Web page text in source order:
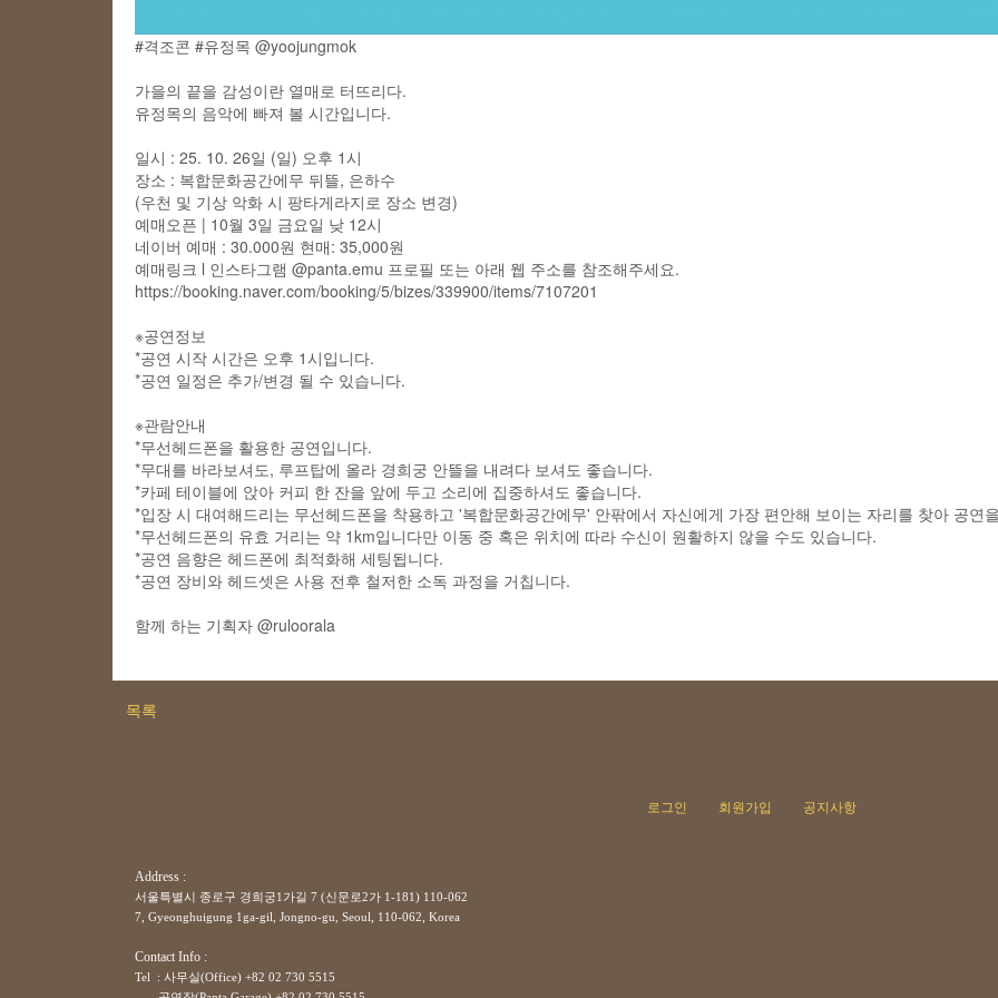
#격조콘 #유정목 @yoojungmok
가을의 끝을 감성이란 열매로 터뜨리다.
유정목의 음악에 빠져 볼 시간입니다.
일시 : 25. 10. 26일 (일) 오후 1시
장소 : 복합문화공간에무 뒤뜰, 은하수
(우천 및 기상 악화 시 팡타게라지로 장소 변경)
예매오픈 | 10월 3일 금요일 낮 12시
네이버 예매 : 30.000원 현매: 35,000원
예매링크 l 인스타그램 @panta.emu 프로필 또는 아래 웹 주소를 참조해주세요.
https://booking.naver.com/booking/5/bizes/339900/items/7107201
※공연정보
*공연 시작 시간은 오후 1시입니다.
*공연 일정은 추가/변경 될 수 있습니다.
※관람안내
*무선헤드폰을 활용한 공연입니다.
*무대를 바라보셔도, 루프탑에 올라 경희궁 안뜰을 내려다 보셔도 좋습니다.
*카페 테이블에 앉아 커피 한 잔을 앞에 두고 소리에 집중하셔도 좋습니다.
*입장 시 대여해드리는 무선헤드폰을 착용하고 '복합문화공간에무' 안팎에서 자신에게 가장 편안해 보이는 자리를 찾아 공연
*무선헤드폰의 유효 거리는 약 1km입니다만 이동 중 혹은 위치에 따라 수신이 원활하지 않을 수도 있습니다.
*공연 음향은 헤드폰에 최적화해 세팅됩니다.
*공연 장비와 헤드셋은 사용 전후 철저한 소독 과정을 거칩니다.
함께 하는 기획자 @ruloorala
목록
로그인 회원가입 공지사항
Address :
서울특별시 종로구 경희궁1가길 7 (신문로2가 1-181) 110-062
7, Gyeonghuigung 1ga-gil, Jongno-gu, Seoul, 110-062, Korea
Contact Info :
Tel : 사무실(Office) +82 02 730 5515